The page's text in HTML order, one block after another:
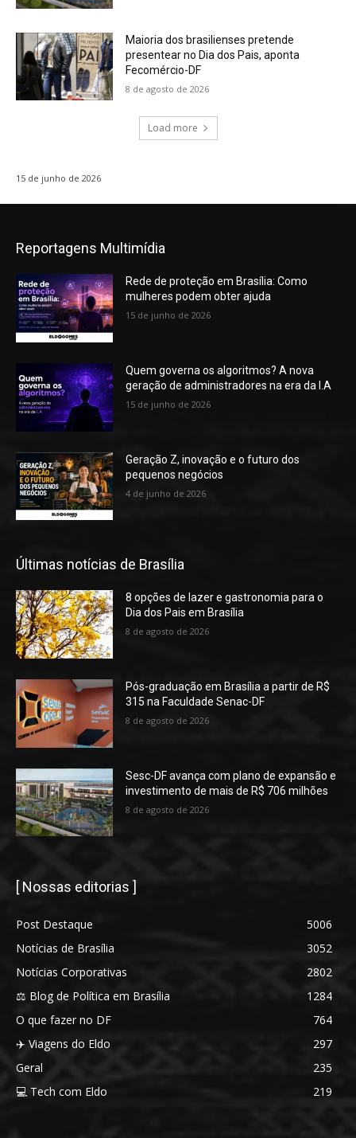
Maioria dos brasilienses pretende
presentear no Dia dos Pais, aponta
Fecomércio-DF
8 de agosto de 2026
Load more
15 de junho de 2026
Reportagens Multimídia
Rede de proteção em Brasília: Como
mulheres podem obter ajuda
15 de junho de 2026
Quem governa os algoritmos? A nova
geração de administradores na era da I.A
15 de junho de 2026
Geração Z, inovação e o futuro dos
pequenos negócios
4 de junho de 2026
Últimas notícias de Brasília
8 opções de lazer e gastronomia para o
Dia dos Pais em Brasília
8 de agosto de 2026
Pós-graduação em Brasília a partir de R$
315 na Faculdade Senac-DF
8 de agosto de 2026
Sesc-DF avança com plano de expansão e
investimento de mais de R$ 706 milhões
8 de agosto de 2026
[ Nossas editorias ]
Post Destaque
5006
Notícias de Brasília
3052
Notícias Corporativas
2802
⚖️ Blog de Política em Brasília
1284
O que fazer no DF
764
✈️ Viagens do Eldo
297
Geral
235
💻 Tech com Eldo
219